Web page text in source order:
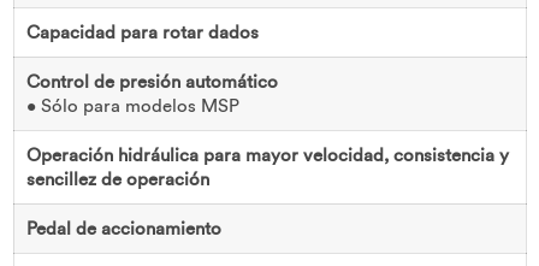
Capacidad para rotar dados
Control de presión automático
• Sólo para modelos MSP
Operación hidráulica para mayor velocidad, consistencia y
sencillez de operación
Pedal de accionamiento